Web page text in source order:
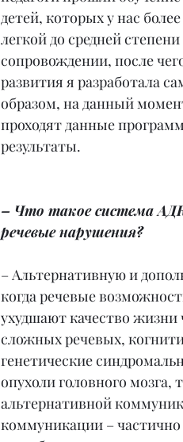
детей, которых у нас
легкой до средней
сопровождении, после
развития я разработала
образом, на данный
проходят данные
результаты.
– Что такое система
речевые нарушения?
– Альтернативную и
когда речевые
ухудшают качество жизни
сложных речевых,
генетические
опухоли головного
альтернативной
коммуникации –